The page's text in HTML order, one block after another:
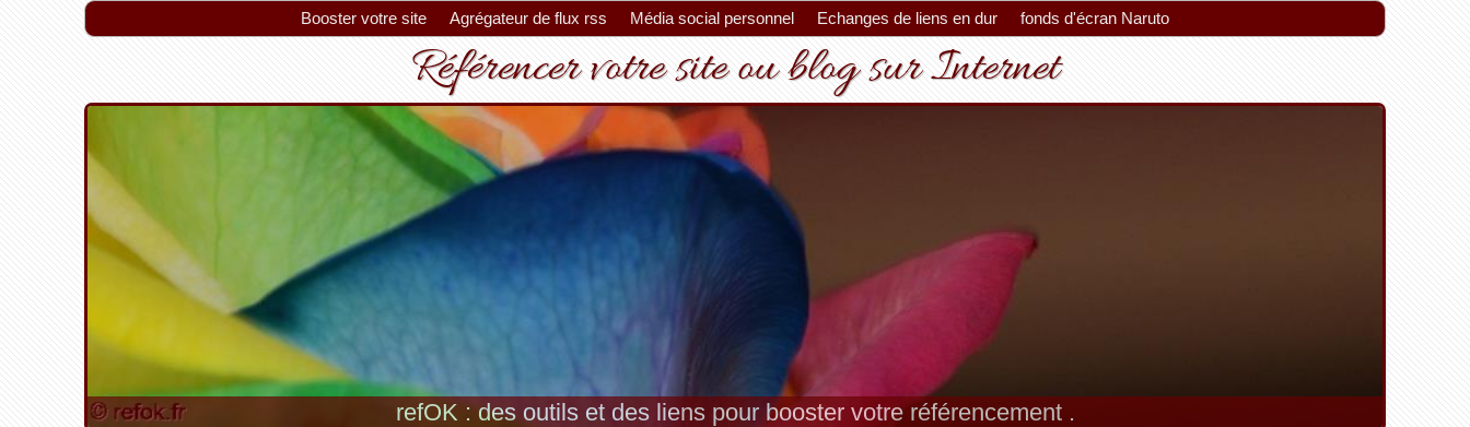
Booster votre site Agrégateur de flux rss Média social personnel Echanges de liens en dur fonds d'écran Naruto
Référencer votre site ou blog sur Internet
refOK : des outils et des liens pour booster votre référencement .